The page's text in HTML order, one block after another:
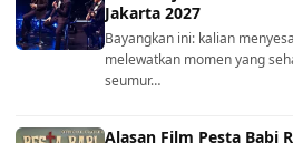
Jakarta 2027
Bayangkan ini: kalian
melewatkan momen yang
seumur…
Alasan Film Pesta Babi